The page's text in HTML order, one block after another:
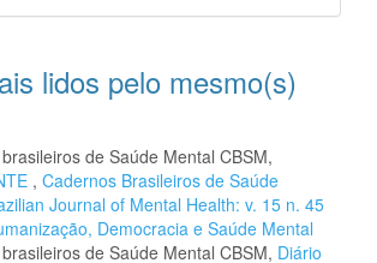
lidos pelo mesmo(s)
de Saúde Mental CBSM,
, Cadernos Brasileiros de Saúde
Journal of Mental Health: v. 15 n. 45
Democracia e Saúde Mental
de Saúde Mental CBSM, Diário